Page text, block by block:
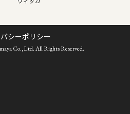
シーポリシー
Co.,Ltd. All Rights Reserved.